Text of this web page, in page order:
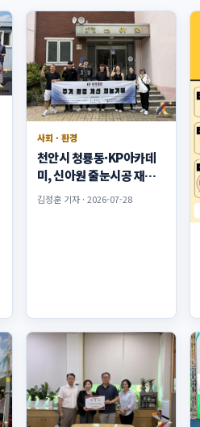
사회 · 환경
천안시 청룡동·KP아카데
미, 신아원 줄눈시공 재능
기부
김정훈 기자 · 2026-07-28